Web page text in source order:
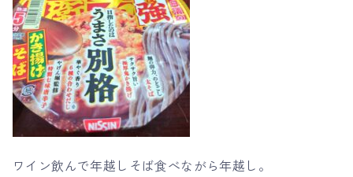
ワイン飲んで年越しそば食べながら年越し。